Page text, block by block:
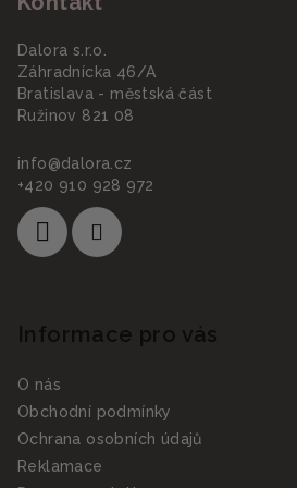
Dalora s.r.o.
Záhradnícka 46/A
Bratislava - městská část
Ružinov 821 08
info@dalora.cz
+420 910 928 972
Informace pro vás
O nás
Obchodní podmínky
Ochrana osobních údajů
Reklamace